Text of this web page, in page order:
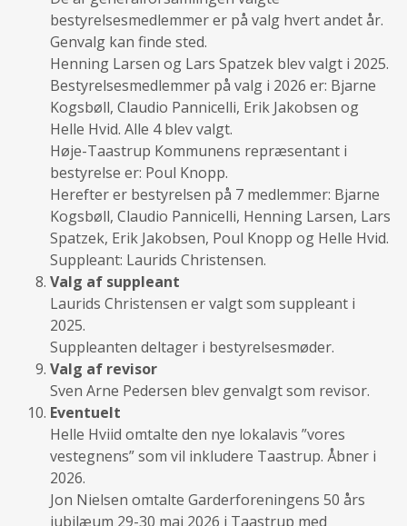
bestyrelsesmedlemmer er på valg hvert andet år.
Genvalg kan finde sted.
Henning Larsen og Lars Spatzek blev valgt i 2025.
Bestyrelsesmedlemmer på valg i 2026 er: Bjarne
Kogsbøll, Claudio Pannicelli, Erik Jakobsen og
Helle Hvid. Alle 4 blev valgt.
Høje-Taastrup Kommunens repræsentant i
bestyrelse er: Poul Knopp.
Herefter er bestyrelsen på 7 medlemmer: Bjarne
Kogsbøll, Claudio Pannicelli, Henning Larsen, Lars
Spatzek, Erik Jakobsen, Poul Knopp og Helle Hvid.
Suppleant: Laurids Christensen.
Valg af suppleant
Laurids Christensen er valgt som suppleant i
2025.
Suppleanten deltager i bestyrelsesmøder.
Valg af revisor
Sven Arne Pedersen blev genvalgt som revisor.
Eventuelt
Helle Hviid omtalte den nye lokalavis ”vores
vestegnens” som vil inkludere Taastrup. Åbner i
2026.
Jon Nielsen omtalte Garderforeningens 50 års
jubilæum 29-30 maj 2026 i Taastrup med